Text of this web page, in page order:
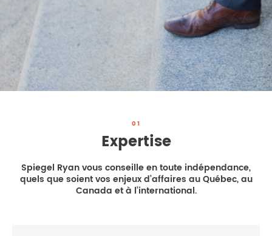
DROIT IMMOBILIER
PROPRIÉTÉ INTELLECTUELLE
DROIT DE LA FAMILLE
STAGES
01
Expertise
Spiegel Ryan vous conseille en toute indépendance,
quels que soient vos enjeux d’affaires au Québec, au
Canada et à l’international.